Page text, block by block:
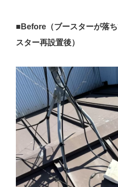
■ Before（ブースターが落
スター再設置後）